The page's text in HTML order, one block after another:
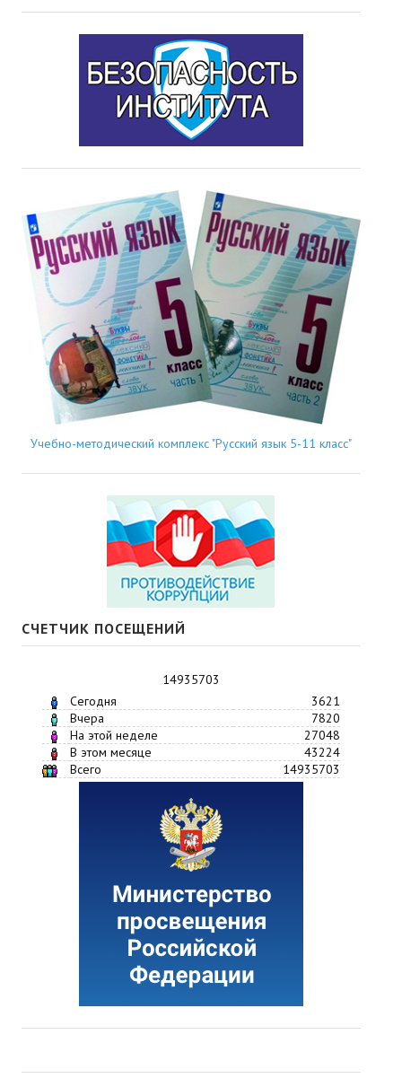
Учебно-методический комплекс "Русский язык 5-11 класс"
СЧЕТЧИК ПОСЕЩЕНИЙ
14935703
Сегодня
3621
Вчера
7820
На этой неделе
27048
В этом месяце
43224
Всего
14935703